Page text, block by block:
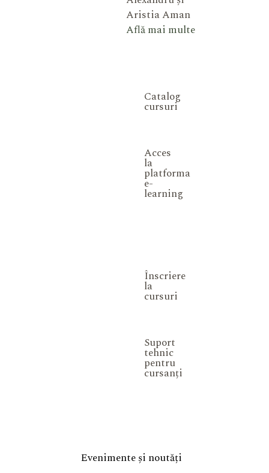
Aristia Aman
Află mai multe
Catalog
cursuri
Acces
la
platforma
e-
learning
Înscriere
la
cursuri
Suport
tehnic
pentru
cursanți
Evenimente și noutăți